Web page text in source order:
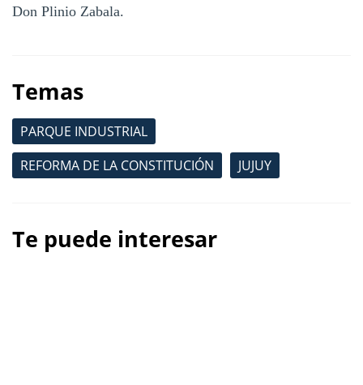
Don Plinio Zabala.
Temas
PARQUE INDUSTRIAL
REFORMA DE LA CONSTITUCIÓN
JUJUY
Te puede interesar